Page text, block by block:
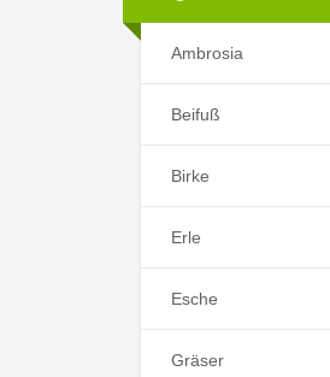
Ambrosia
Beifuß
Birke
Erle
Esche
Gräser